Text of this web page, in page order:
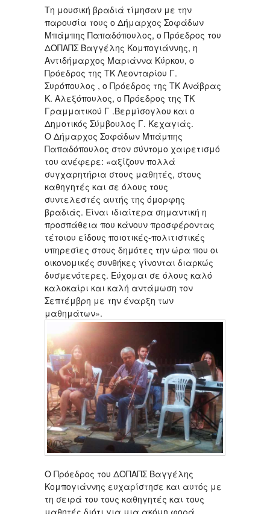
Τη μουσική βραδιά τίμησαν με την
παρουσία τους ο Δήμαρχος Σοφάδων
Μπάμπης Παπαδόπουλος, ο Πρόεδρος του
ΔΟΠΑΠΣ Βαγγέλης Κομπογιάννης, η
Αντιδήμαρχος Μαριάννα Κύρκου, ο
Πρόεδρος της ΤΚ Λεονταρίου Γ.
Συρόπουλος , ο Πρόεδρος της ΤΚ Ανάβρας
Κ. Αλεξόπουλος, ο Πρόεδρος της ΤΚ
Γραμματικού Γ .Βερμίσογλου και ο
Δημοτικός Σύμβουλος Γ. Κεχαγιάς.
Ο Δήμαρχος Σοφάδων Μπάμπης
Παπαδόπουλος στον σύντομο χαιρετισμό
του ανέφερε: «αξίζουν πολλά
συγχαρητήρια στους μαθητές, στους
καθηγητές και σε όλους τους
συντελεστές αυτής της όμορφης
βραδιάς. Είναι ιδιαίτερα σημαντική η
προσπάθεια που κάνουν προσφέροντας
τέτοιου είδους ποιοτικές-πολιτιστικές
υπηρεσίες στους δημότες την ώρα που οι
οικονομικές συνθήκες γίνονται διαρκώς
δυσμενότερες. Εύχομαι σε όλους καλό
καλοκαίρι και καλή αντάμωση τον
Σεπτέμβρη με την έναρξη των
μαθημάτων».
Ο Πρόεδρος του ΔΟΠΑΠΣ Βαγγέλης
Κομπογιάννης ευχαρίστησε και αυτός με
τη σειρά του τους καθηγητές και τους